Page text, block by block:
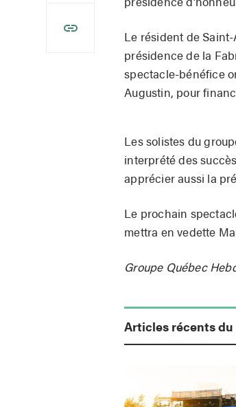
Le résident de
présidence de la
spectacle-bénéfice
Augustin, pour
Les solistes du
interprété des
apprécier aussi la
Le prochain
mettra en vedette
Groupe Québec
Articles récents